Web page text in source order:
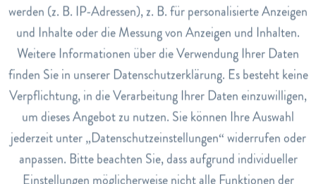
Mangelerscheinungen und Nebenwirkungen
Ein Mangel an Silizium ist selten, da dieses Spurenelement in
vielen Lebensmitteln vorkommt. Allerdings kann ein Mangel zu
Problemen mit Haut, Haaren, Nägeln und dem Bindegewebe
führen. In einigen Fällen wurden Mangelerscheinungen auch
mit einem erhöhten Osteoporoserisiko in Verbindung gebracht.
Silizium ist im Allgemeinen gut verträglich und es gibt keine
Tracking Inaktiv
Service Inaktiv
werden (z. B. IP-Adressen), z. B. für personalisierte Anzeigen
und Inhalte oder die Messung von Anzeigen und Inhalten.
Weitere Informationen über die Verwendung Ihrer Daten
finden Sie in unserer Datenschutzerklärung. Es besteht keine
Verpflichtung, in die Verarbeitung Ihrer Daten einzuwilligen,
um dieses Angebot zu nutzen. Sie können Ihre Auswahl
jederzeit unter „Datenschutzeinstellungen“ widerrufen oder
anpassen. Bitte beachten Sie, dass aufgrund individueller
Einstellungen möglicherweise nicht alle Funktionen der